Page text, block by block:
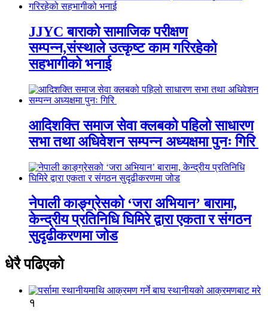
JJYC बाराको सामाजिक परीक्षण
सम्पन्न,संस्थाले उत्कृष्ट काम गरिरहेको
सहभागीको भनाई
आदिशक्ति समाज सेवा क्लबको पहिलो साधारण
सभा तथा अधिवेशन सम्पन्न अध्यक्षमा पुनः गिरि
नेपाली काङ्ग्रेसको ‘जरा अभियान’ बारामा,
केन्द्रीय प्रतिनिधि घिमिरे द्वारा एकता र संगठन
सुदृढीकरणमा जोड
धेरै पढिएको
१